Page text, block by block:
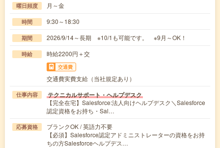
曜日頻度 月～金
時間 9:30～18:30
期間 2026/9/14～長期 ※10/1も可能です。 ※9月～OK！
時給 時給2200円＋交
交通費
交通費実費支給（当社規定あり）
仕事内容 テクニカルサポート・ヘルプデスク
【完全在宅】Salesforce:法人向けヘルプデスク＼Salesforce
認定資格をお持ち・Sal…
応募資格
ブランクOK / 英語力不要
【必須】Salesforce認定アドミニストレーターの資格をお持
ちの方Salesforceヘルプデス…